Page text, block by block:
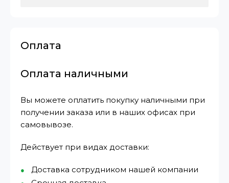
Оплата
Оплата наличными
Вы можете оплатить покупку наличными при
получении заказа или в наших офисах при
самовывозе.
Действует при видах доставки:
Доставка сотрудником нашей компании